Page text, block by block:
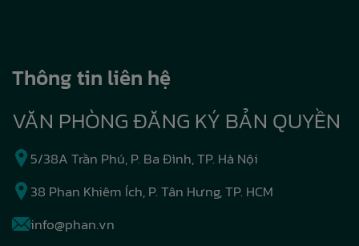
Thông tin liên hệ
VĂN PHÒNG ĐĂNG KÝ BẢN QUYỀN
5/38A Trần Phú, P. Ba Đình, TP. Hà Nội
38 Phan Khiêm Ích, P. Tân Hưng, TP. HCM
info@phan.vn